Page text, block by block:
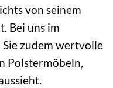
von seinem
Bei uns im
zudem wertvolle
Polstermöbeln,